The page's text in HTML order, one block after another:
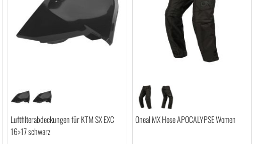
Luftfilterabdeckungen für KTM SX EXC
16>17 schwarz
Oneal MX Hose APOCALYPSE Women